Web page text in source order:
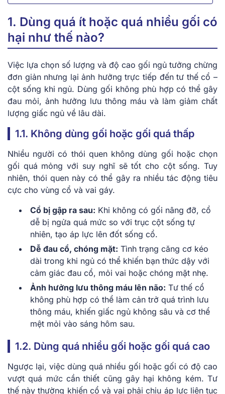
1. Dùng quá ít hoặc quá nhiều gối có
hại như thế nào?
Việc lựa chọn số lượng và độ cao gối ngủ tưởng chừng
đơn giản nhưng lại ảnh hưởng trực tiếp đến tư thế cổ –
cột sống khi ngủ. Dùng gối không phù hợp có thể gây
đau mỏi, ảnh hưởng lưu thông máu và làm giảm chất
lượng giấc ngủ về lâu dài.
1.1. Không dùng gối hoặc gối quá thấp
Nhiều người có thói quen không dùng gối hoặc chọn
gối quá mỏng với suy nghĩ sẽ tốt cho cột sống. Tuy
nhiên, thói quen này có thể gây ra nhiều tác động tiêu
cực cho vùng cổ và vai gáy.
Cổ bị gập ra sau: Khi không có gối nâng đỡ, cổ
dễ bị ngửa quá mức so với trục cột sống tự
nhiên, tạo áp lực lên đốt sống cổ.
Dễ đau cổ, chóng mặt: Tình trạng căng cơ kéo
dài trong khi ngủ có thể khiến bạn thức dậy với
cảm giác đau cổ, mỏi vai hoặc chóng mặt nhẹ.
Ảnh hưởng lưu thông máu lên não: Tư thế cổ
không phù hợp có thể làm cản trở quá trình lưu
thông máu, khiến giấc ngủ không sâu và cơ thể
mệt mỏi vào sáng hôm sau.
1.2. Dùng quá nhiều gối hoặc gối quá cao
Ngược lại, việc dùng quá nhiều gối hoặc gối có độ cao
vượt quá mức cần thiết cũng gây hại không kém. Tư
thế này thường khiến cổ và vai phải chịu áp lực liên tục